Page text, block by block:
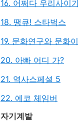
16. 어쩌다 우리사이
18. 땡큐! 스타벅스
19. 문화연구와 문화
20. 아빠 어디 가?
21. 역사스페셜 5
22. 에코 체임버
자기계발